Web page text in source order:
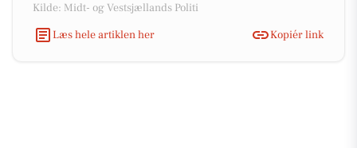
Kilde: Midt- og Vestsjællands Politi
Læs hele artiklen her
Kopiér link